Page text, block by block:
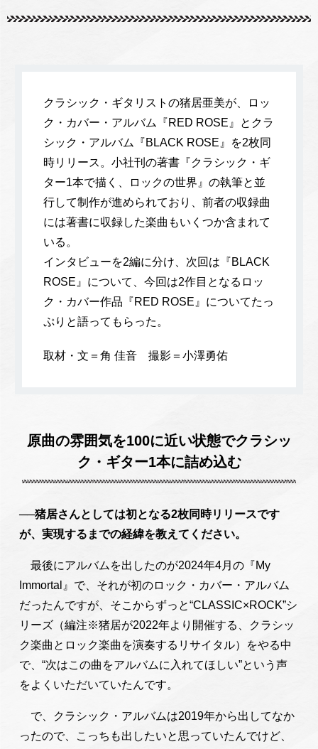
クラシック・ギタリストの猪居亜美が、ロッ
ク・カバー・アルバム『RED ROSE』とクラ
シック・アルバム『BLACK ROSE』を2枚同
時リリース。小社刊の著書『クラシック・ギ
ター1本で描く、ロックの世界』の執筆と並
行して制作が進められており、前者の収録曲
には著書に収録した楽曲もいくつか含まれて
いる。
インタビューを2編に分け、次回は『BLACK
ROSE』について、今回は2作目となるロッ
ク・カバー作品『RED ROSE』についてたっ
ぷりと語ってもらった。
取材・文＝角 佳音 撮影＝小澤勇佑
原曲の雰囲気を100に近い状態でクラシッ
ク・ギター1本に詰め込む
──猪居さんとしては初となる2枚同時リリースです
が、実現するまでの経緯を教えてください。
最後にアルバムを出したのが2024年4月の『My
Immortal』で、それが初のロック・カバー・アルバム
だったんですが、そこからずっと“CLASSIC×ROCK”シ
リーズ（編注※猪居が2022年より開催する、クラシッ
ク楽曲とロック楽曲を演奏するリサイタル）をやる中
で、“次はこの曲をアルバムに入れてほしい”という声
をよくいただいていたんです。
で、クラシック・アルバムは2019年から出してなか
ったので、こっちも出したいと思っていたんでけど、